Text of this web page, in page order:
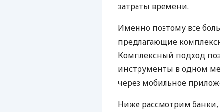
затраты времени.
Именно поэтому все
предлагающие
Комплексный подход
инструменты в одном
через мобильное
Ниже рассмотрим